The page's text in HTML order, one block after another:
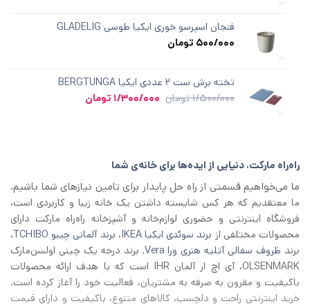
فنجان اسپرسو خوری ایکیا طوسی GLADELIG
500/000 تومان
تخته برش ست ۲ عددی ایکیا BERGTUNGA
1/500/000 تومان قیمت
1/300/000 تومان
راه‌راه مارکت، دنیایی از ایده‌ها برای خانه‌ی شما
ما می‌خواهیم قسمتی از راه حل پایدار برای تامین نیازهای شما باشیم.
ما معتقدیم که هر کس شایسته داشتن یک خانه زیبا و کاربردی است،
فروشگاه اینترنتی و حضوری لوازم‌خانه و آشپزخانه راه‌راه مارکت دارای
محصولات مختلفی از برند سوئدی ایکیا IKEA ، برند آلمانی چیبو TCHIBO
،
برند ظروف سفالی آتلیه هنری ورا Vera
, برند درجه یک چینی اولسن‌مارک
OLSENMARK، آی اچ‌ ار آلمان IHR است که با هدف ارائه محصولات
باکیفیت و مقرون به صرفه به مشتریان، فعالیت خود را آغاز کرده است.
خرید اینترنتی راحت و دلچسب، کالاهای متنوع، باکیفیت و دارای قیمت